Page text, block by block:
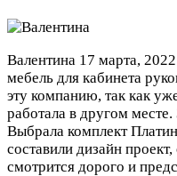
Валентина 17 марта,
мебель для кабинета
эту компанию, так как
работала в другом
Выбрала комплект
составили дизайн
смотрится дорого и